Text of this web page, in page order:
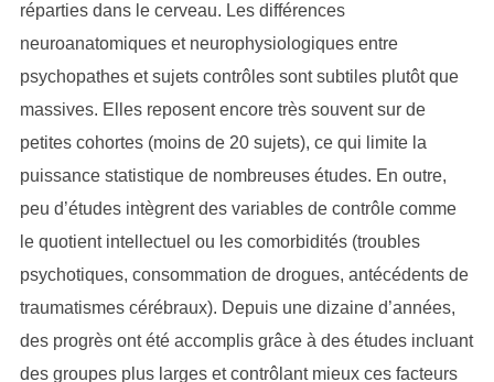
réparties dans le cerveau. Les différences
neuroanatomiques et neurophysiologiques entre
psychopathes et sujets contrôles sont subtiles plutôt que
massives. Elles reposent encore très souvent sur de
petites cohortes (moins de 20 sujets), ce qui limite la
puissance statistique de nombreuses études. En outre,
peu d’études intègrent des variables de contrôle comme
le quotient intellectuel ou les comorbidités (troubles
psychotiques, consommation de drogues, antécédents de
traumatismes cérébraux). Depuis une dizaine d’années,
des progrès ont été accomplis grâce à des études incluant
des groupes plus larges et contrôlant mieux ces facteurs